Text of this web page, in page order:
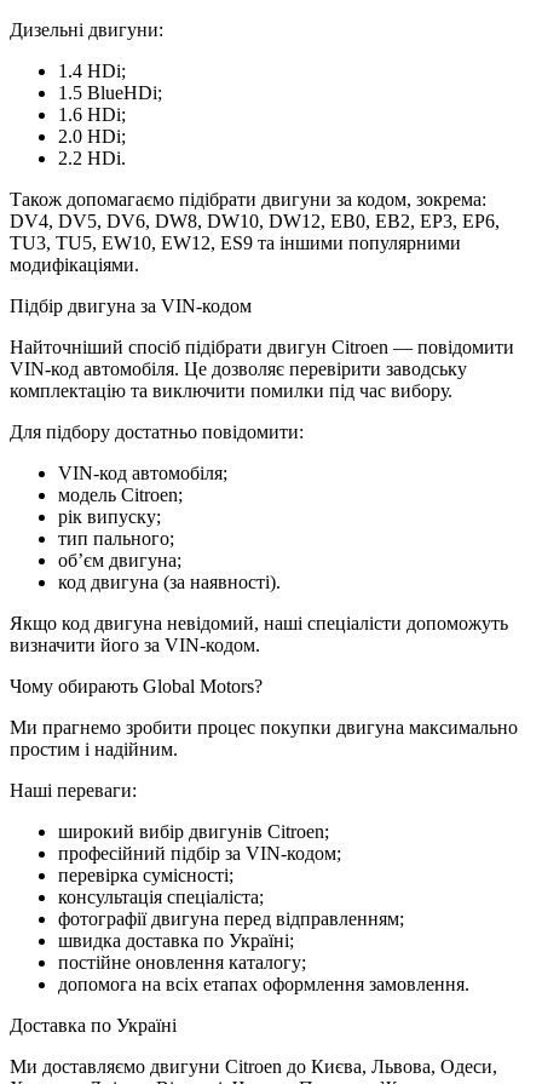
Дизельні двигуни:
1.4 HDi;
1.5 BlueHDi;
1.6 HDi;
2.0 HDi;
2.2 HDi.
Також допомагаємо підібрати двигуни за кодом, зокрема:
DV4, DV5, DV6, DW8, DW10, DW12, EB0, EB2, EP3, EP6,
TU3, TU5, EW10, EW12, ES9 та іншими популярними
модифікаціями.
Підбір двигуна за VIN-кодом
Найточніший спосіб підібрати двигун Citroen — повідомити
VIN-код автомобіля. Це дозволяє перевірити заводську
комплектацію та виключити помилки під час вибору.
Для підбору достатньо повідомити:
VIN-код автомобіля;
модель Citroen;
рік випуску;
тип пального;
об’єм двигуна;
код двигуна (за наявності).
Якщо код двигуна невідомий, наші спеціалісти допоможуть
визначити його за VIN-кодом.
Чому обирають Global Motors?
Ми прагнемо зробити процес покупки двигуна максимально
простим і надійним.
Наші переваги:
широкий вибір двигунів Citroen;
професійний підбір за VIN-кодом;
перевірка сумісності;
консультація спеціаліста;
фотографії двигуна перед відправленням;
швидка доставка по Україні;
постійне оновлення каталогу;
допомога на всіх етапах оформлення замовлення.
Доставка по Україні
Ми доставляємо двигуни Citroen до Києва, Львова, Одеси,